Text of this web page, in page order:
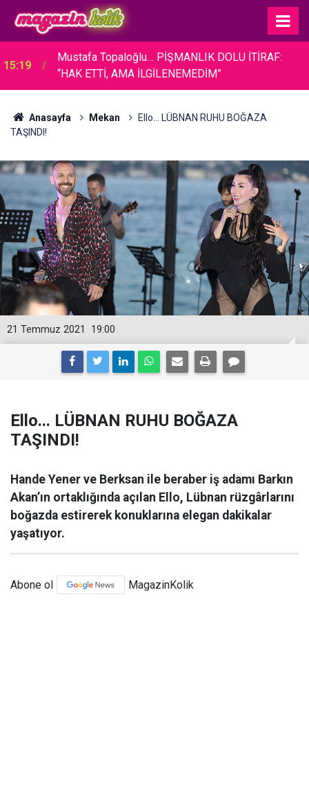
15:19
Mustafa Topaloğlu… PİŞMANLIK DOLU İTİRAF:
“HAK ETTİ, AMA İLGİLENEMEDİM”
Anasayfa Mekan
Ello... LÜBNAN RUHU BOĞAZA
TAŞINDI!
19:00
21 Temmuz 2021
Ello... LÜBNAN RUHU BOĞAZA
TAŞINDI!
Hande Yener ve Berksan ile beraber iş adamı Barkın
Akan’ın ortaklığında açılan Ello, Lübnan rüzgârlarını
boğazda estirerek konuklarına elegan dakikalar
yaşatıyor.
Abone ol MagazinKolik